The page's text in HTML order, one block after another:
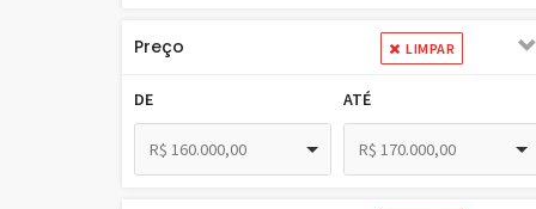
Preço LIMPAR
DE
R$ 160.000,00
ATÉ
R$ 170.000,00